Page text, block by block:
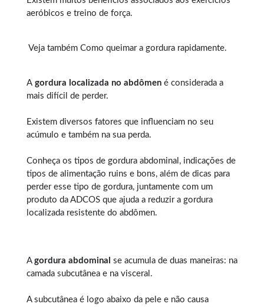
aeróbicos e treino de força.
Veja também Como queimar a gordura rapidamente.
A gordura localizada no abdômen é considerada a
mais difícil de perder.
Existem diversos fatores que influenciam no seu
acúmulo e também na sua perda.
Conheça os tipos de gordura abdominal , indicações de
tipos de alimentação ruins e bons, além de dicas para
perder esse tipo de gordura, juntamente com um
produto da ADCOS que ajuda a reduzir a gordura
localizada resistente do abdômen.
A gordura abdominal se acumula de duas maneiras: na
camada subcutânea e na visceral.
A subcutânea é logo abaixo da pele e não causa